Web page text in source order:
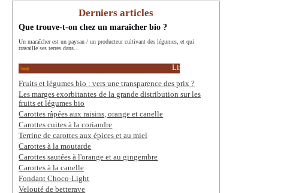
Derniers articles
Que trouve-t-on chez un maraîcher bio ?
Un maraîcher est un paysan / un producteur cultivant des légumes, et qui
travaille ses terres dans...
Lire la suite
Fruits et légumes bio : vers une transparence des prix ?
Les marges exorbitantes de la grande distribution sur les
fruits et légumes bio
Carottes râpées aux raisins, orange et canelle
Carottes cuites à la coriandre
Terrine de carottes aux épices et au miel
Carottes à la moutarde
Carottes sautées à l'orange et au gingembre
Carottes à la canelle
Fondant Choco-Light
Velouté de betterave